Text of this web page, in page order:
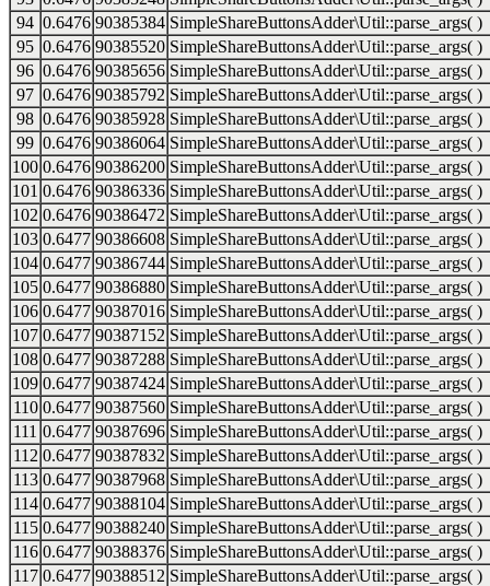
94 0.6476 90385384 SimpleShareButtonsAdder\Util::parse_args( )
95 0.6476 90385520 SimpleShareButtonsAdder\Util::parse_args( )
96 0.6476 90385656 SimpleShareButtonsAdder\Util::parse_args( )
97 0.6476 90385792 SimpleShareButtonsAdder\Util::parse_args( )
98 0.6476 90385928 SimpleShareButtonsAdder\Util::parse_args( )
99 0.6476 90386064 SimpleShareButtonsAdder\Util::parse_args( )
100 0.6476 90386200 SimpleShareButtonsAdder\Util::parse_args( )
101 0.6476 90386336 SimpleShareButtonsAdder\Util::parse_args( )
102 0.6476 90386472 SimpleShareButtonsAdder\Util::parse_args( )
103 0.6477 90386608 SimpleShareButtonsAdder\Util::parse_args( )
104 0.6477 90386744 SimpleShareButtonsAdder\Util::parse_args( )
105 0.6477 90386880 SimpleShareButtonsAdder\Util::parse_args( )
106 0.6477 90387016 SimpleShareButtonsAdder\Util::parse_args( )
107 0.6477 90387152 SimpleShareButtonsAdder\Util::parse_args( )
108 0.6477 90387288 SimpleShareButtonsAdder\Util::parse_args( )
109 0.6477 90387424 SimpleShareButtonsAdder\Util::parse_args( )
110 0.6477 90387560 SimpleShareButtonsAdder\Util::parse_args( )
111 0.6477 90387696 SimpleShareButtonsAdder\Util::parse_args( )
112 0.6477 90387832 SimpleShareButtonsAdder\Util::parse_args( )
113 0.6477 90387968 SimpleShareButtonsAdder\Util::parse_args( )
114 0.6477 90388104 SimpleShareButtonsAdder\Util::parse_args( )
115 0.6477 90388240 SimpleShareButtonsAdder\Util::parse_args( )
116 0.6477 90388376 SimpleShareButtonsAdder\Util::parse_args( )
117 0.6477 90388512 SimpleShareButtonsAdder\Util::parse_args( )